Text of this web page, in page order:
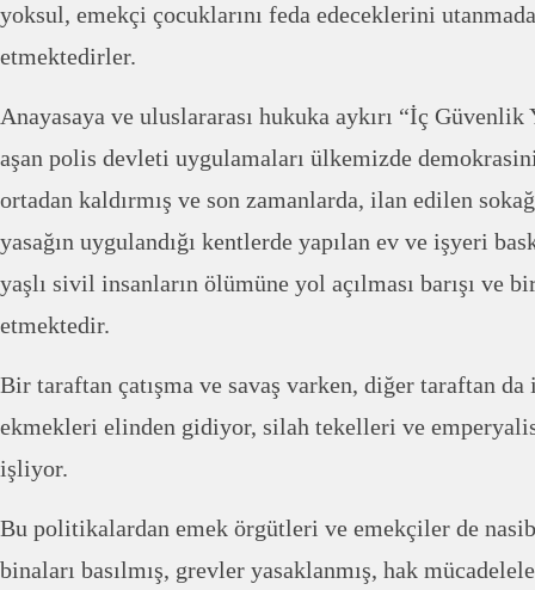
yoksul, emekçi çocuklarını feda edeceklerini
etmektedirler.
Anayasaya ve uluslararası hukuka aykırı “İç Güvenlik
aşan polis devleti uygulamaları ülkemizde
ortadan kaldırmış ve son zamanlarda, ilan edilen
yasağın uygulandığı kentlerde yapılan ev ve işyeri
yaşlı sivil insanların ölümüne yol açılması barışı ve
etmektedir.
Bir taraftan çatışma ve savaş varken, diğer taraftan
ekmekleri elinden gidiyor, silah tekelleri ve
işliyor.
Bu politikalardan emek örgütleri ve emekçiler de
binaları basılmış, grevler yasaklanmış, hak